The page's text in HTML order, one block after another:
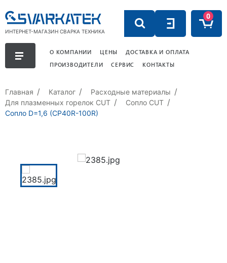
ИНТЕРНЕТ-МАГАЗИН СВАРКА ТЕХНИКА
0
О КОМПАНИИ ЦЕНЫ
ДОСТАВКА И ОПЛАТА
ПРОИЗВОДИТЕЛИ
СЕРВИС КОНТАКТЫ
Главная Каталог
Расходные материалы
Для плазменных горелок CUT
Сопло СUT
Сопло D=1,6 (CP40R-100R)